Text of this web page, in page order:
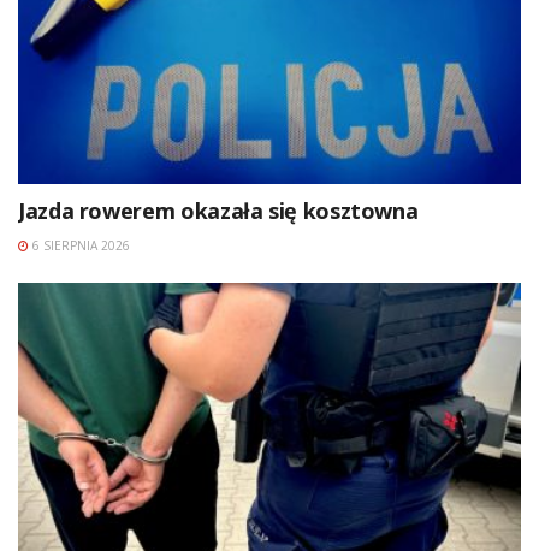
Jazda rowerem okazała się kosztowna
6 SIERPNIA 2026